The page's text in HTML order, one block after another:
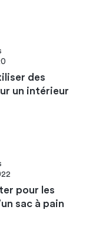
des
un intérieur
pour les
sac à pain